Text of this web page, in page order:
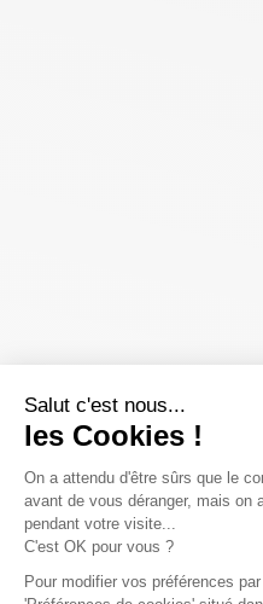
Salut c'est nous...
les Cookies !
On a attendu d'être sûrs que le
avant de vous déranger, mais on
pendant votre visite...
C'est OK pour vous ?
Pour modifier vos préférences